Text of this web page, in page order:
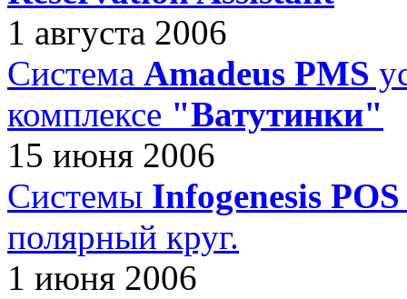
1 августа 2006
Система Amadeus PMS
комплексе "Ватутинки"
15 июня 2006
Системы Infogenesis POS
полярный круг.
1 июня 2006